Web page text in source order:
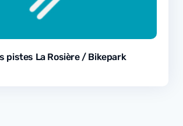
pistes La Rosière / Bikepark